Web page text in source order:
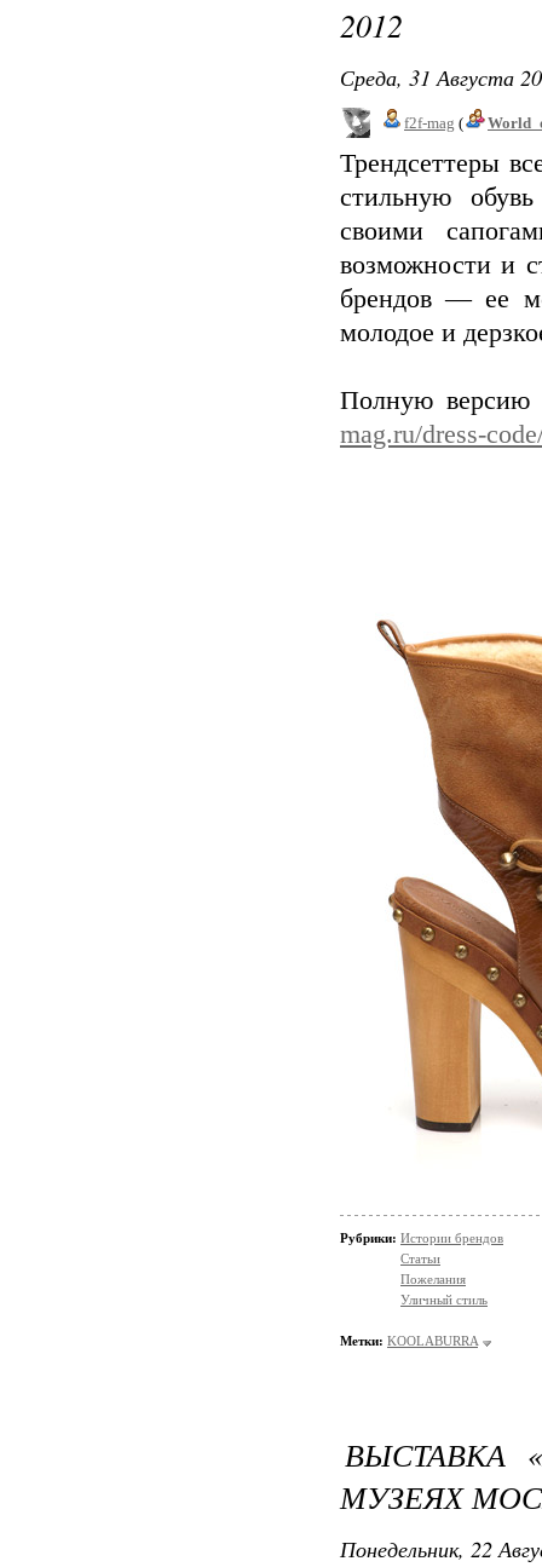
2012
Среда, 31 Августа
f2f-mag (
Трендсеттеры
стильную
своими
возможности и
брендов — ее
молодое и
Полную версию
mag.ru/dress-
Рубрики: Истории брендов
Статьи
Пожелания
Уличный стиль
Метки: KOOLABURRA
ВЫСТАВКА
МУЗЕЯХ
Понедельник, 22